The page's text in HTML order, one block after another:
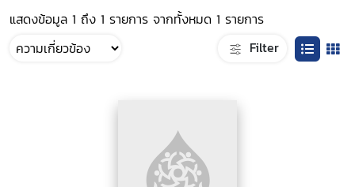
แสดงข้อมูล 1 ถึง 1 รายการ จากทั้งหมด 1 รายการ
Filter